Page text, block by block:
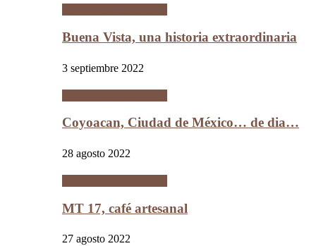
Buena Vista, una historia extraordinaria
3 septiembre 2022
Coyoacan, Ciudad de México… de dia…
28 agosto 2022
MT 17, café artesanal
27 agosto 2022